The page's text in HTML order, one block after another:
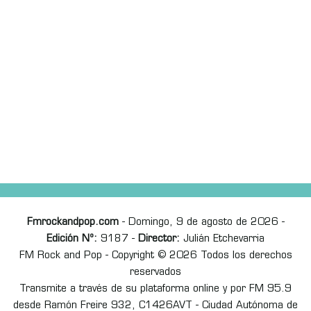
Fmrockandpop.com- Domingo, 9 de agosto de 2026 -
Edición Nº: 9187 - Director: Julián Etchevarria
FM Rock and Pop - Copyright © 2026 Todos los derechos
reservados
Transmite a través de su plataforma online y por FM 95.9
desde Ramón Freire 932, C1426AVT - Ciudad Autónoma de